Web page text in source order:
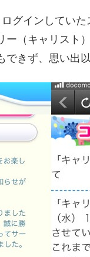
グインしてい
ー（キャリスト
きず、思い出